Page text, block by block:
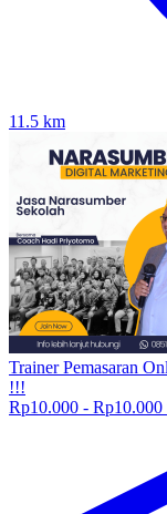
11.5 km
Trainer Pemasaran
!!!
Rp10.000 - Rp10.000